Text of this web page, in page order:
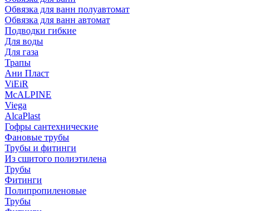
Обвязка для ванн полуавтомат
Обвязка для ванн автомат
Подводки гибкие
Для воды
Для газа
Трапы
Ани Пласт
ViEiR
McALPINE
Viega
AlcaPlast
Гофры сантехнические
Фановые трубы
Трубы и фитинги
Из сшитого полиэтилена
Трубы
Фитинги
Полипропиленовые
Трубы